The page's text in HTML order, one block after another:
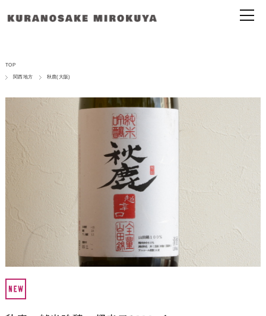
TOP
関西地方 秋鹿(大阪)